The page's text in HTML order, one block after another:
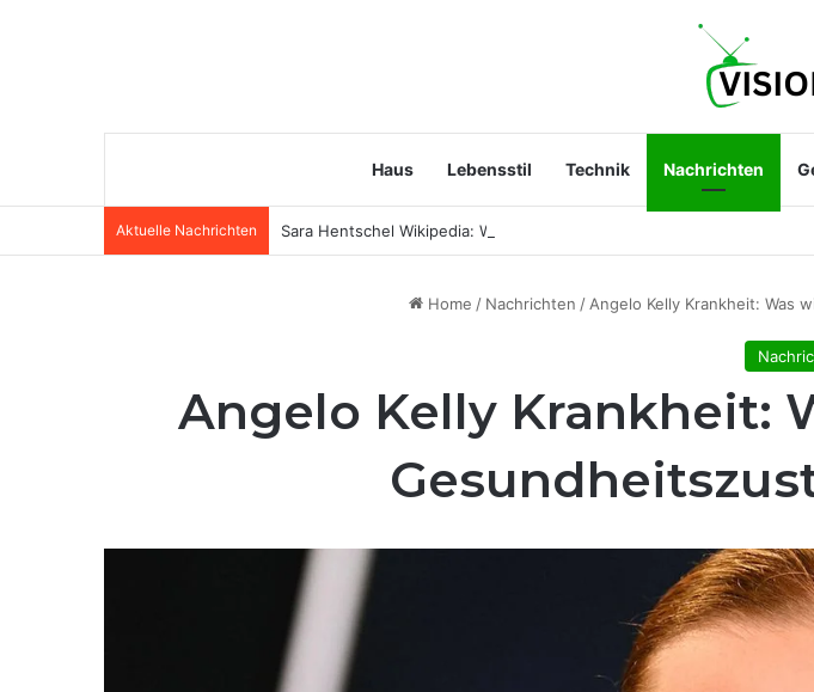
Haus Lebensstil Technik Nachrichten
Aktuelle Nachrichten Sara Hentschel Wikipedia: Wer ist Sara Hentschel wirklich? Leben,
Home / Nachrichten / Angelo Kelly Krankheit: Was
Angelo Kelly Krankheit: